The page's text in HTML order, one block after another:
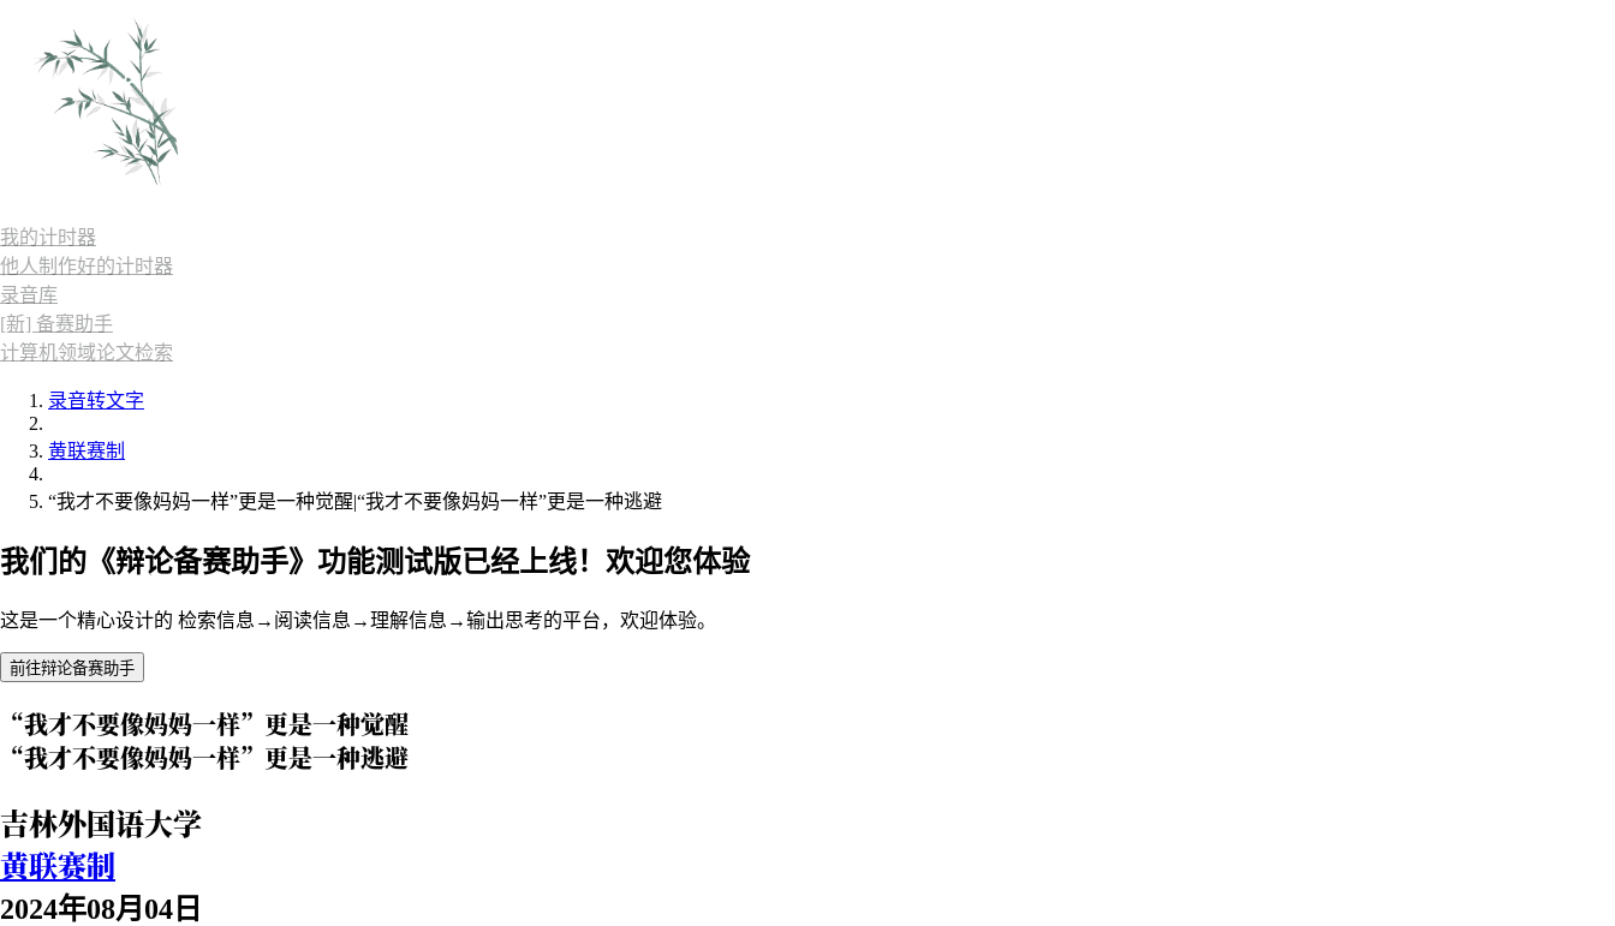
我的计时器
他人制作好的计时器
录音库
[新] 备赛助手
计算机领域论文检索
录音转文字
黄联赛制
“我才不要像妈妈一样”更是一种觉醒|“我才不要像妈妈一样”更是一种逃避
我们的《辩论备赛助手》功能测试版已经上线！欢迎您体验
这是一个精心设计的 检索信息→阅读信息→理解信息→输出思考的平台，欢迎体验。
前往辩论备赛助手
“我才不要像妈妈一样”更是一种觉醒
“我才不要像妈妈一样”更是一种逃避
吉林外国语大学
黄联赛制
2024年08月04日